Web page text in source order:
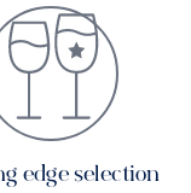
edge selection